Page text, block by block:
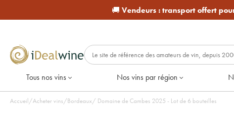
🚚 Vendeurs :transport offert
Tous nos vins Nos vins par région
Accueil/Acheter vins/Bordeaux/ Domaine de Cambes 2025 - Lot de 6 bouteilles